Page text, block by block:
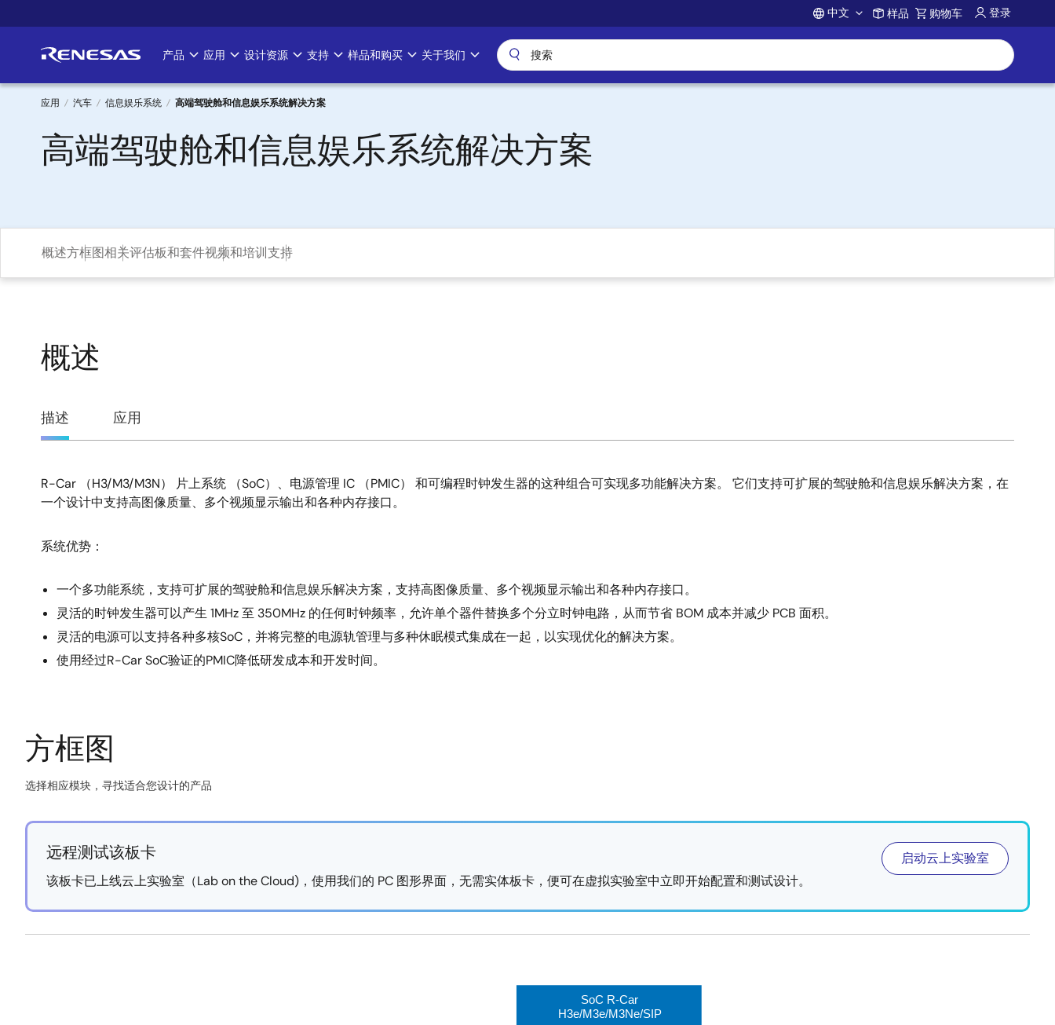
转
要
Account
中文 样品 购物车 登录
Main
navigation
产品 应用 设计资源 支持 样品和购买 关于我们
面
包
应用 汽车 信息娱乐系统 高端驾驶舱和信息娱乐系统解决方案
高端驾驶舱和信息娱乐系统解决方案
概述方框图相关评估板和套件视频和培训 支持
概述
概
描述 应用
描
R-Car （H3/M3/M3N） 片上系统 （SoC）、电源管理 IC （PMIC） 和可编程时钟发生器的这种组合可实现多功能解决方案。 它们支持可扩展的驾驶舱和信息娱乐解决方案，在
一个设计中支持高图像质量、多个视频显示输出和各种内存接口。
系统优势：
一个多功能系统，支持可扩展的驾驶舱和信息娱乐解决方案，支持高图像质量、多个视频显示输出和各种内存接口。
灵活的时钟发生器可以产生 1MHz 至 350MHz 的任何时钟频率，允许单个器件替换多个分立时钟电路，从而节省 BOM 成本并减少 PCB 面积。
灵活的电源可以支持各种多核SoC，并将完整的电源轨管理与多种休眠模式集成在一起，以实现优化的解决方案。
使用经过R-Car SoC验证的PMIC降低研发成本和开发时间。
方框图
选择相应模块，寻找适合您设计的产品
interactive
block
diagram
远程测试该板卡
该板卡已上线云上实验室（Lab on the Cloud)，使用我们的 PC 图形界面，无需实体板卡，便可在虚拟实验室中立即开始配置和测试设计。
启动云上实验室
SoC R-Car
H3e/M3e/M3Ne/SIP